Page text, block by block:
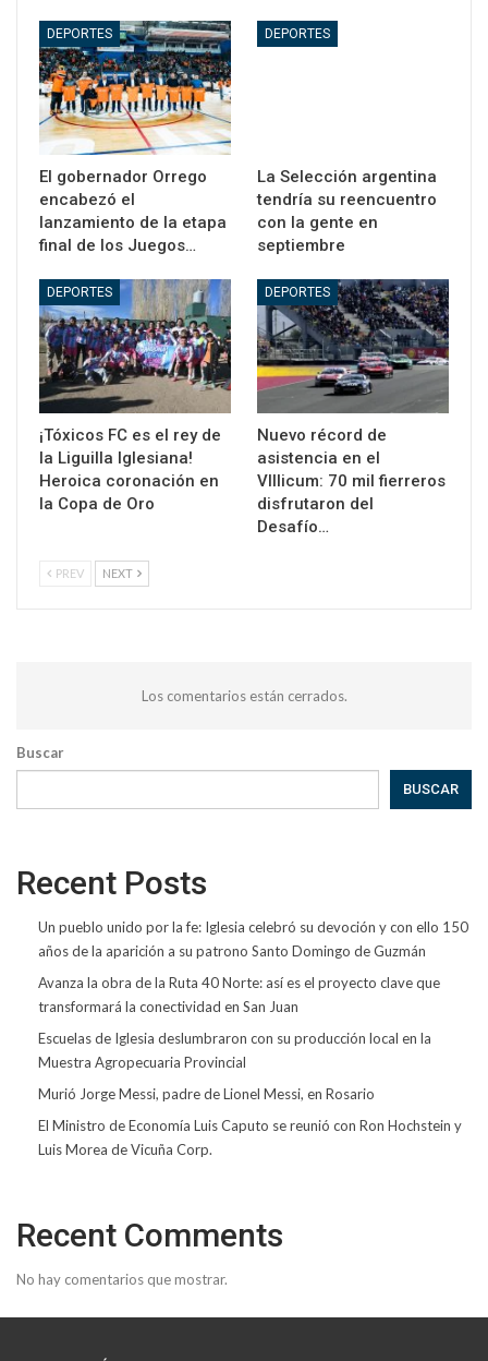
DEPORTES
El gobernador Orrego
encabezó el
lanzamiento de la etapa
final de los Juegos…
DEPORTES
La Selección argentina
tendría su reencuentro
con la gente en
septiembre
DEPORTES
¡Tóxicos FC es el rey de
la Liguilla Iglesiana!
Heroica coronación en
la Copa de Oro
DEPORTES
Nuevo récord de
asistencia en el
VIllicum: 70 mil fierreros
disfrutaron del
Desafío…
PREV NEXT
Los comentarios están cerrados.
Buscar
BUSCAR
Recent Posts
Un pueblo unido por la fe: Iglesia celebró su devoción y con ello 150
años de la aparición a su patrono Santo Domingo de Guzmán
Avanza la obra de la Ruta 40 Norte: así es el proyecto clave que
transformará la conectividad en San Juan
Escuelas de Iglesia deslumbraron con su producción local en la
Muestra Agropecuaria Provincial
Murió Jorge Messi, padre de Lionel Messi, en Rosario
El Ministro de Economía Luis Caputo se reunió con Ron Hochstein y
Luis Morea de Vicuña Corp.
Recent Comments
No hay comentarios que mostrar.